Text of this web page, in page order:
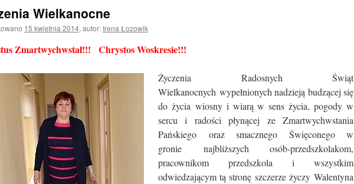
Wielkanocne
15 kwietnia 2014, autor: Irena Łozowik
Zmartwychwstał!!! Chrystos Woskresie!!!
Życzenia Radosnych Świąt
Wielkanocnych wypełnionych nadzieją budzącej się
do życia wiosny i wiarą w sens życia, pogody w
sercu i radości płynącej ze Zmartwychwstania
Pańskiego oraz smacznego Święconego w
gronie najbliższych osób-przedszkolakom,
pracownikom przedszkola i wszystkim
odwiedzającym tą stronę szczerze życzy Walentyna